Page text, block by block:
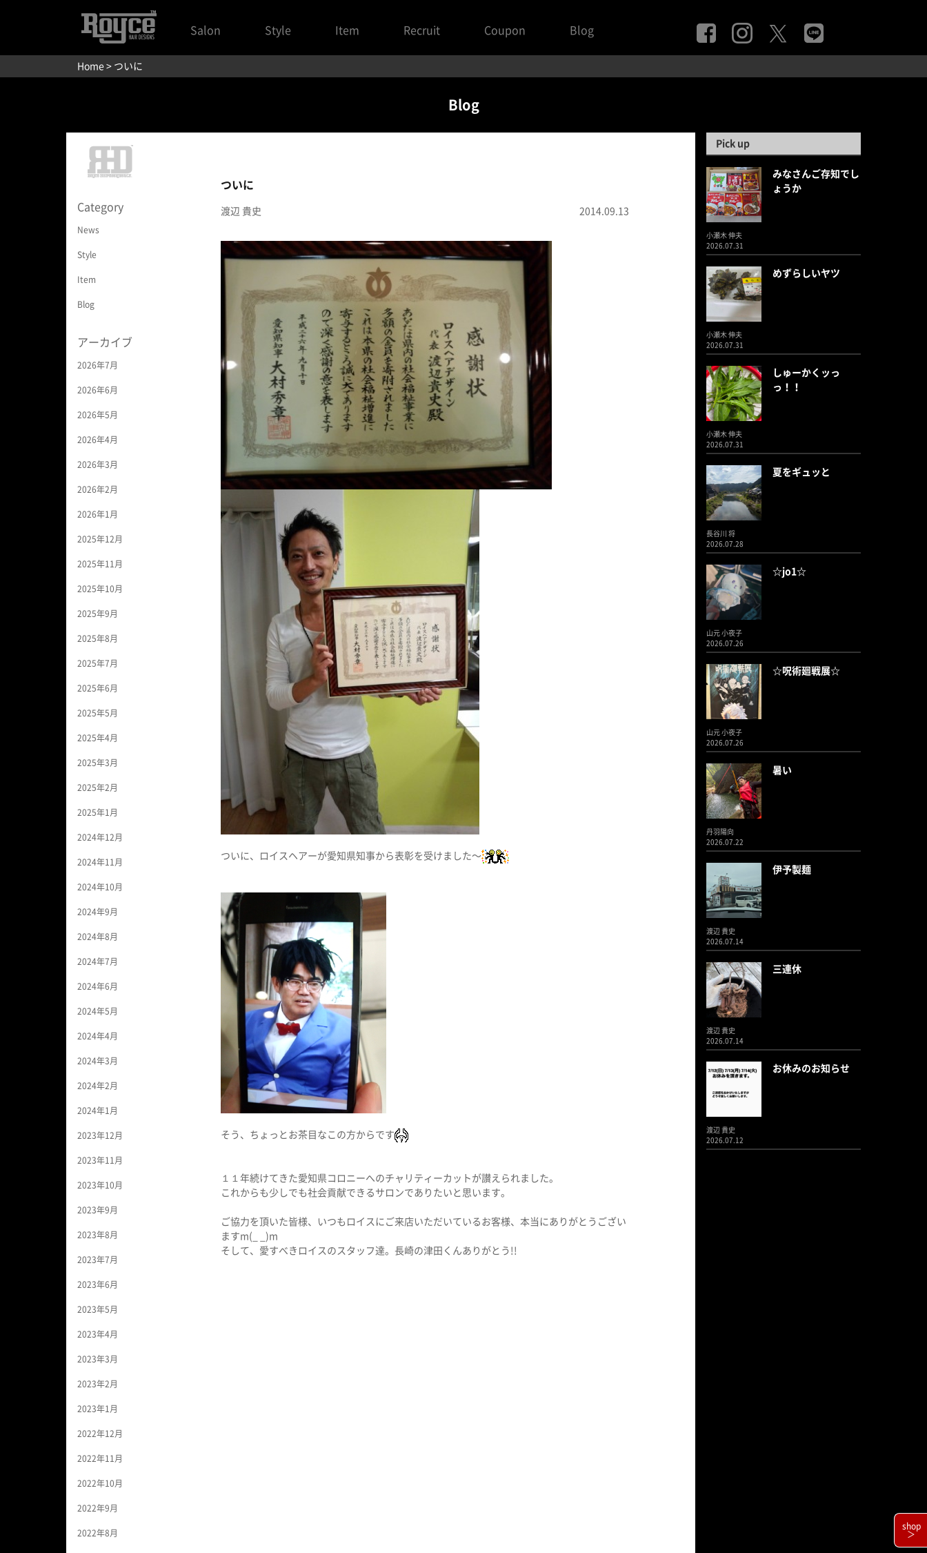
Salon Style Item Recruit Coupon Blog
Home > ついに
Blog
Category
News
Style
Item
Blog
アーカイブ
2026年7月
2026年6月
2026年5月
2026年4月
2026年3月
2026年2月
2026年1月
2025年12月
2025年11月
2025年10月
2025年9月
2025年8月
2025年7月
2025年6月
2025年5月
2025年4月
2025年3月
2025年2月
2025年1月
2024年12月
2024年11月
2024年10月
2024年9月
2024年8月
2024年7月
2024年6月
2024年5月
2024年4月
2024年3月
2024年2月
2024年1月
2023年12月
2023年11月
2023年10月
2023年9月
2023年8月
2023年7月
2023年6月
2023年5月
2023年4月
2023年3月
2023年2月
2023年1月
2022年12月
2022年11月
2022年10月
2022年9月
2022年8月
ついに
渡辺 貴史 2014.09.13
ついに、ロイスヘアーが愛知県知事から表彰を受けました〜
そう、ちょっとお茶目なこの方からです
１１年続けてきた愛知県コロニーへのチャリティーカットが讃えられました。
これからも少しでも社会貢献できるサロンでありたいと思います。
ご協力を頂いた皆様、いつもロイスにご来店いただいているお客様、本当にありがとうござい
ますm(_ _)m
そして、愛すべきロイスのスタッフ達。長崎の津田くんありがとう!!
Pick up
みなさんご存知でし
ょうか
小瀬木 伸夫
2026.07.31
めずらしいヤツ
小瀬木 伸夫
2026.07.31
しゅーかくッっ
っ！！
小瀬木 伸夫
2026.07.31
夏をギュッと
長谷川 将
2026.07.28
☆jo1☆
山元 小夜子
2026.07.26
☆呪術廻戦展☆
山元 小夜子
2026.07.26
暑い
丹羽陽向
2026.07.22
伊予製麺
渡辺 貴史
2026.07.14
三連休
渡辺 貴史
2026.07.14
お休みのお知らせ
渡辺 貴史
2026.07.12
shop
＞